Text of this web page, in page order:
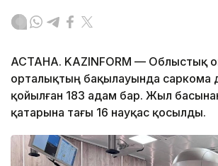
АСТАНА. KAZINFORM — Облыстық
орталықтың бақылауында саркома
қойылған 183 адам бар. Жыл
қатарына тағы 16 науқас қосылды.